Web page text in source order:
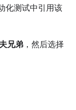
化测试中引用该
兄弟 ，然后选择